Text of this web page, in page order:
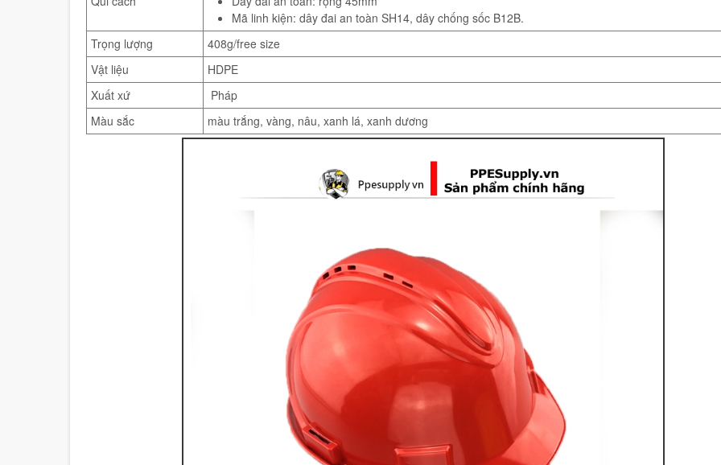
Mã linh kiện: dây đai an toàn SH14, dây chống sốc B12B.
Trọng lượng
408g/free size
Vật liệu
HDPE
Xuất xứ
Pháp
Màu sắc
màu trắng, vàng, nâu, xanh lá, xanh dương